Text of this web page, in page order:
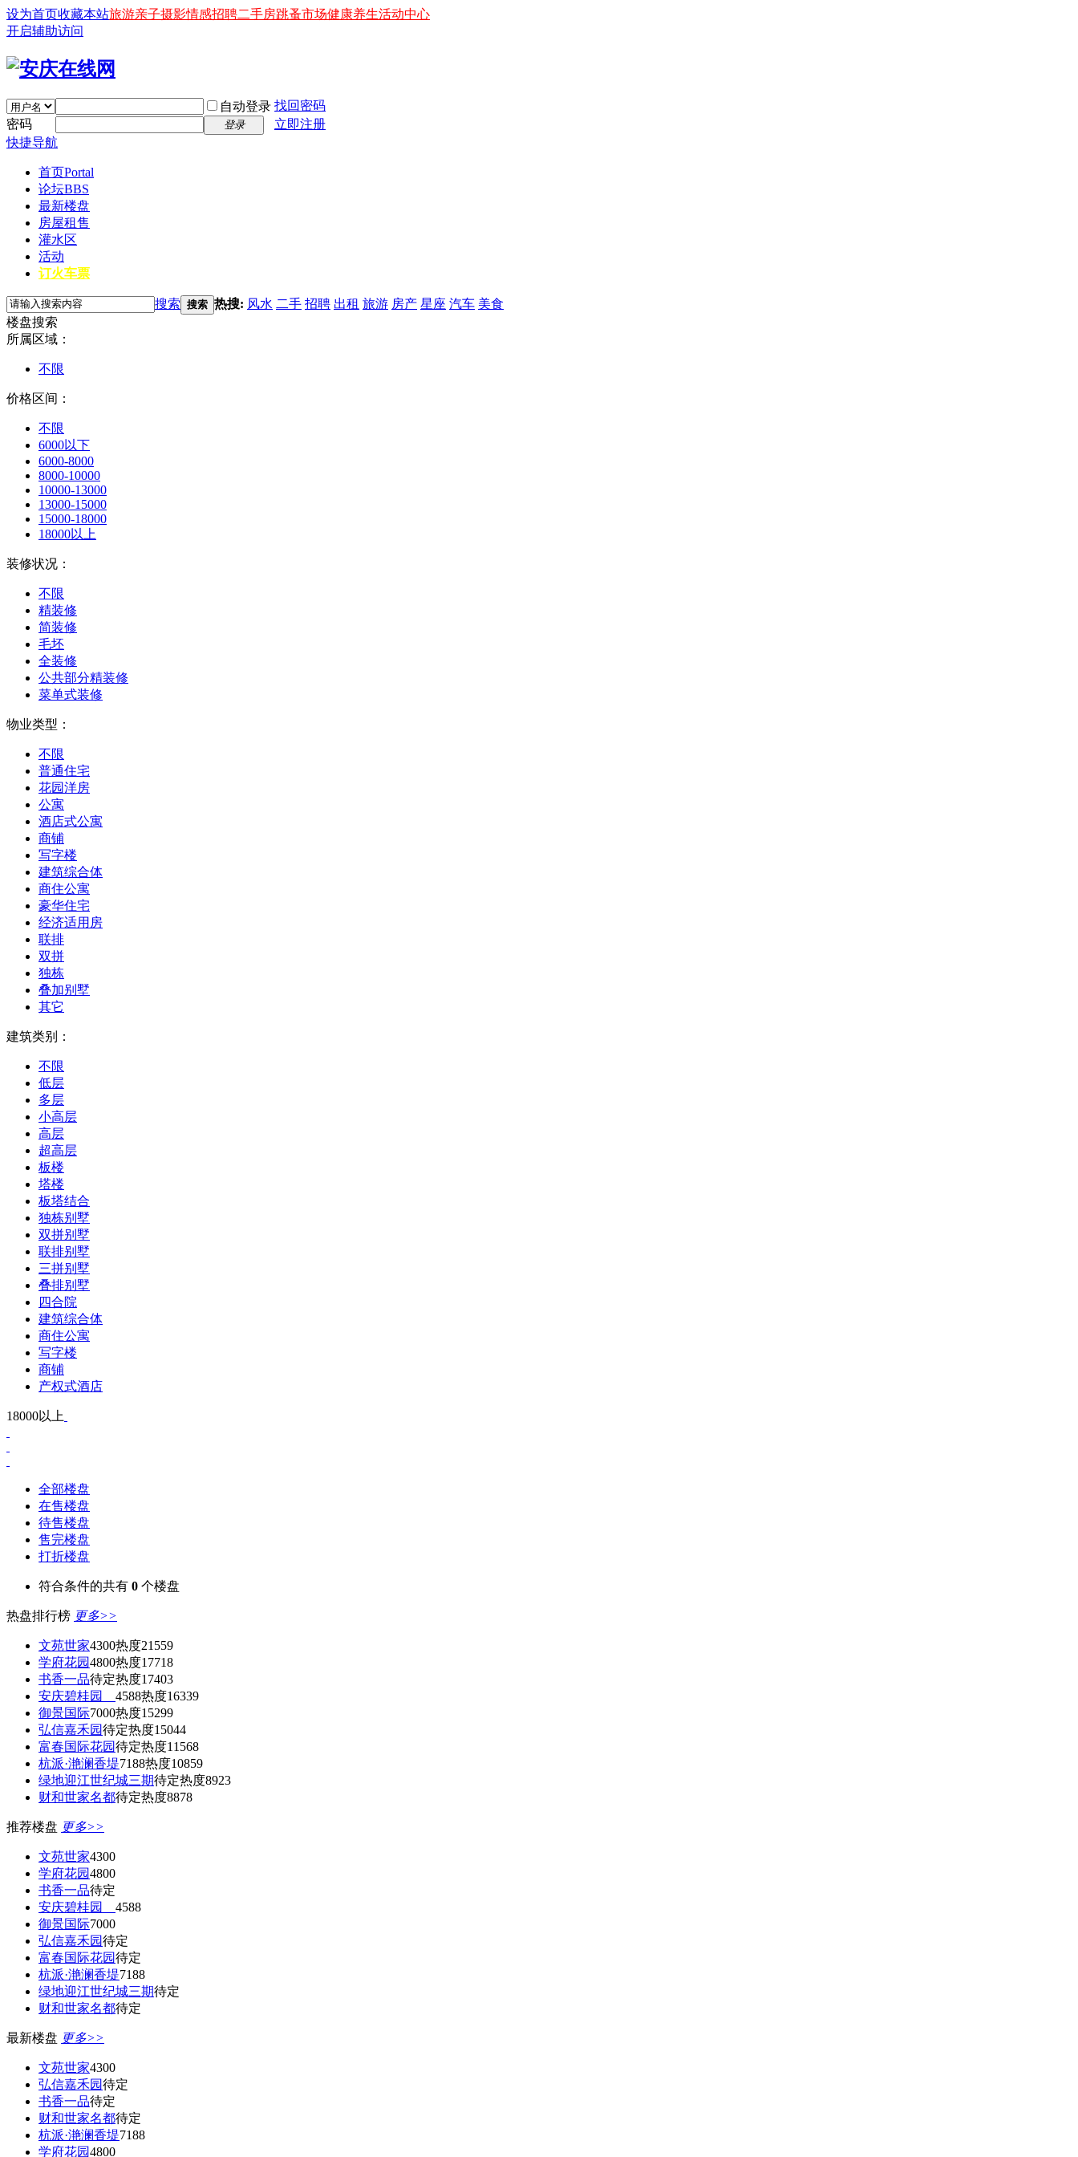
设为首页收藏本站旅游亲子摄影情感招聘二手房跳蚤市场健康养生活动中心
开启辅助访问
自动登录 找回密码
密码
登录
立即注册
快捷导航
首页Portal
论坛BBS
最新楼盘
房屋租售
灌水区
活动
订火车票
搜索 搜索 热搜: 风水 二手 招聘 出租 旅游 房产 星座 汽车 美食
楼盘搜索
所属区域：
不限
价格区间：
不限
6000以下
6000-8000
8000-10000
10000-13000
13000-15000
15000-18000
18000以上
装修状况：
不限
精装修
简装修
毛坯
全装修
公共部分精装修
菜单式装修
物业类型：
不限
普通住宅
花园洋房
公寓
酒店式公寓
商铺
写字楼
建筑综合体
商住公寓
豪华住宅
经济适用房
联排
双拼
独栋
叠加别墅
其它
建筑类别：
不限
低层
多层
小高层
高层
超高层
板楼
塔楼
板塔结合
独栋别墅
双拼别墅
联排别墅
三拼别墅
叠排别墅
四合院
建筑综合体
商住公寓
写字楼
商铺
产权式酒店
18000以上
全部楼盘
在售楼盘
待售楼盘
售完楼盘
打折楼盘
符合条件的共有 0 个楼盘
热盘排行榜 更多>>
文苑世家4300热度21559
学府花园4800热度17718
书香一品待定热度17403
安庆碧桂园 4588热度16339
御景国际7000热度15299
弘信嘉禾园待定热度15044
富春国际花园待定热度11568
杭派·滟澜香堤7188热度10859
绿地迎江世纪城三期待定热度8923
财和世家名都待定热度8878
推荐楼盘 更多>>
文苑世家4300
学府花园4800
书香一品待定
安庆碧桂园 4588
御景国际7000
弘信嘉禾园待定
富春国际花园待定
杭派·滟澜香堤7188
绿地迎江世纪城三期待定
财和世家名都待定
最新楼盘 更多>>
文苑世家4300
弘信嘉禾园待定
书香一品待定
财和世家名都待定
杭派·滟澜香堤7188
学府花园4800